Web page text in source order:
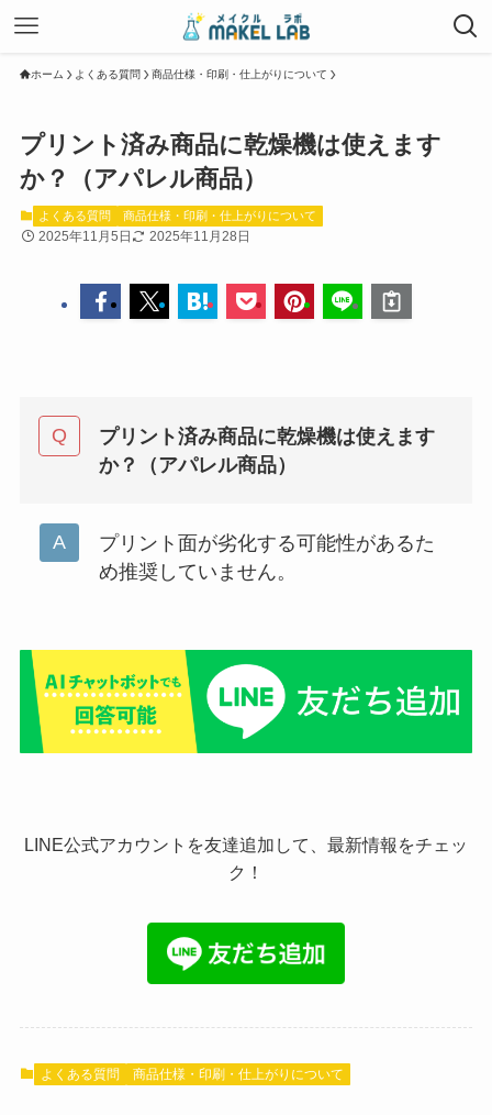
ホーム よくある質問 商品仕様・印刷・仕上がりについて
プリント済み商品に乾燥機は使えます
か？（アパレル商品）
よくある質問 商品仕様・印刷・仕上がりについて
2025年11月5日 2025年11月28日
プリント済み商品に乾燥機は使えます
か？（アパレル商品）
プリント面が劣化する可能性があるた
め推奨していません。
LINE公式アカウントを友達追加して、最新情報をチェッ
ク！
よくある質問 商品仕様・印刷・仕上がりについて